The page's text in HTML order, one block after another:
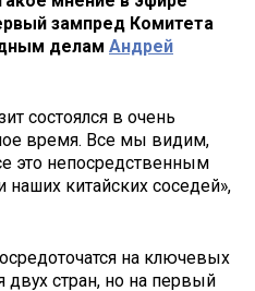
зампред Комитета
делам Андрей
состоялся в очень
время. Все мы видим,
это непосредственным
наших китайских соседей»,
на ключевых
двух стран, но на первый